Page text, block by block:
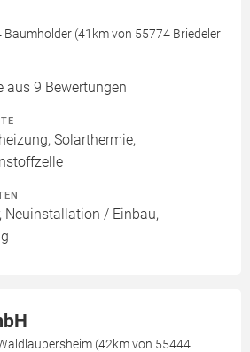
(41km von 55774 Briedeler
aus 9 Bewertungen
Solarthermie,
Neuinstallation / Einbau,
(42km von 55444